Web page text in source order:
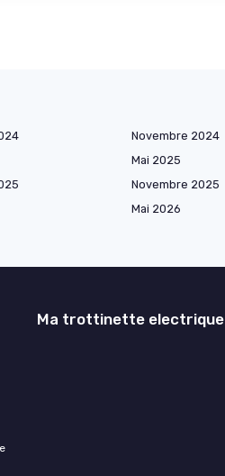
Novembre 2024
Mai 2025
Novembre 2025
Mai 2026
Ma trottinette electrique